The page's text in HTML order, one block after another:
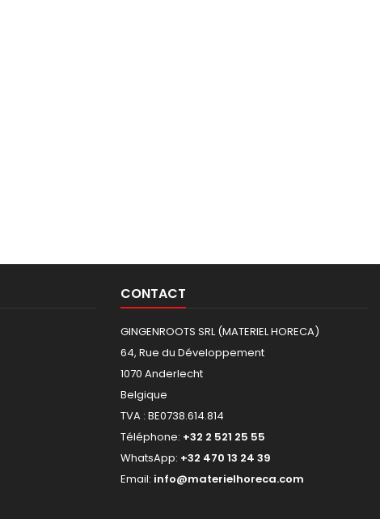
CONTACT
GINGENROOTS SRL (MATERIEL HORECA)
64, Rue du Développement
1070 Anderlecht
Belgique
TVA : BE0738.614.814
Téléphone: +32 2 521 25 55
WhatsApp: +32 470 13 24 39
Email: info@materielhoreca.com